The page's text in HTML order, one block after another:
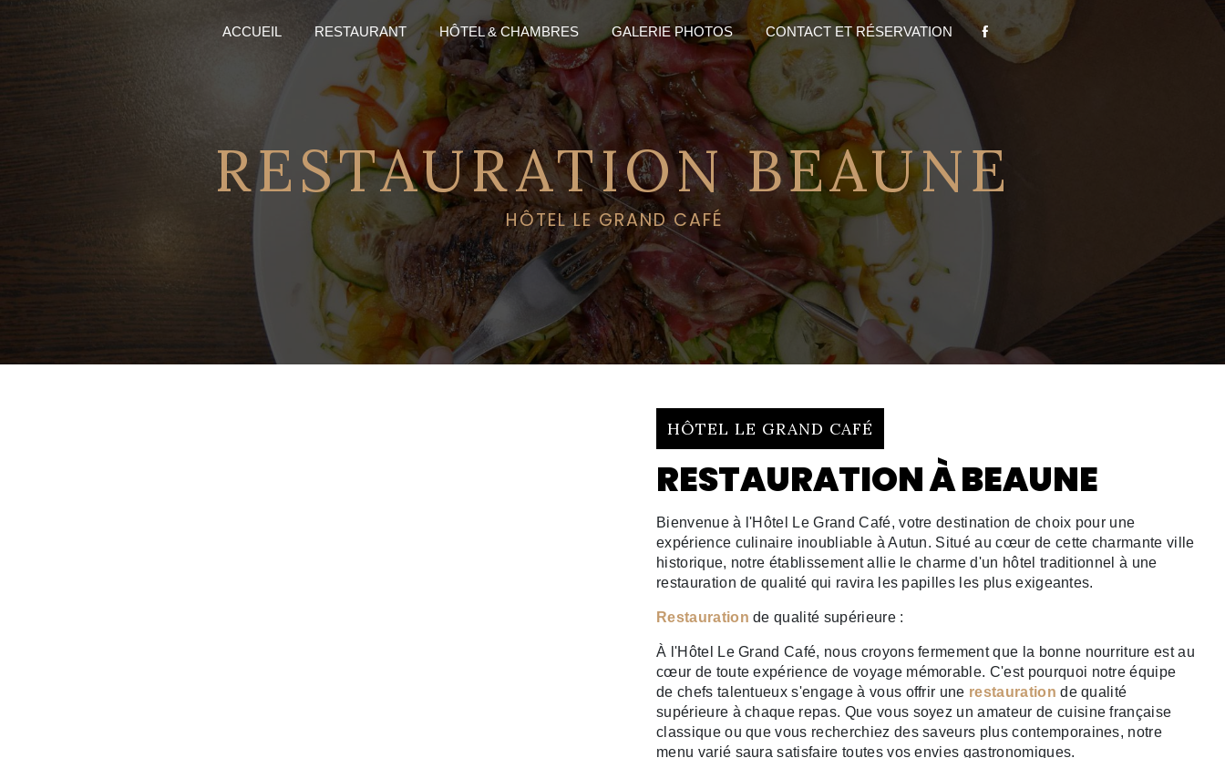
ACCUEIL RESTAURANT HÔTEL & CHAMBRES GALERIE PHOTOS CONTACT ET RÉSERVATION
RESTAURATION BEAUNE
HÔTEL LE GRAND CAFÉ
HÔTEL LE GRAND CAFÉ
RESTAURATION À BEAUNE
Bienvenue à l'Hôtel Le Grand Café, votre destination de choix pour une
expérience culinaire inoubliable à Autun. Situé au cœur de cette charmante ville
historique, notre établissement allie le charme d'un hôtel traditionnel à une
restauration de qualité qui ravira les papilles les plus exigeantes.
Restauration de qualité supérieure :
À l'Hôtel Le Grand Café, nous croyons fermement que la bonne nourriture est au
cœur de toute expérience de voyage mémorable. C'est pourquoi notre équipe
de chefs talentueux s'engage à vous offrir une restauration de qualité
supérieure à chaque repas. Que vous soyez un amateur de cuisine française
classique ou que vous recherchiez des saveurs plus contemporaines, notre
menu varié saura satisfaire toutes vos envies gastronomiques.